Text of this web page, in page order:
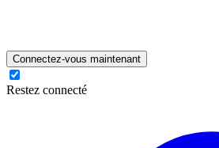
Connectez-vous maintenant
Restez connecté